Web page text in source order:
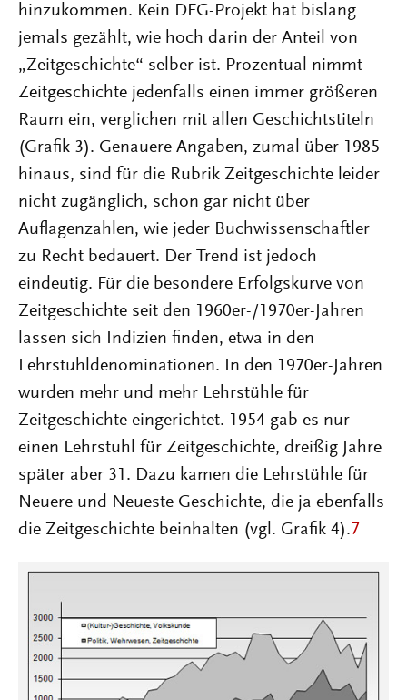
hinzukommen. Kein DFG-Projekt hat bislang
jemals gezählt, wie hoch darin der Anteil von
„Zeitgeschichte“ selber ist. Prozentual nimmt
Zeitgeschichte jedenfalls einen immer größeren
Raum ein, verglichen mit allen Geschichtstiteln
(Grafik 3). Genauere Angaben, zumal über 1985
hinaus, sind für die Rubrik Zeitgeschichte leider
nicht zugänglich, schon gar nicht über
Auflagenzahlen, wie jeder Buchwissenschaftler
zu Recht bedauert. Der Trend ist jedoch
eindeutig. Für die besondere Erfolgskurve von
Zeitgeschichte seit den 1960er-/1970er-Jahren
lassen sich Indizien finden, etwa in den
Lehrstuhldenominationen. In den 1970er-Jahren
wurden mehr und mehr Lehrstühle für
Zeitgeschichte eingerichtet. 1954 gab es nur
einen Lehrstuhl für Zeitgeschichte, dreißig Jahre
später aber 31. Dazu kamen die Lehrstühle für
Neuere und Neueste Geschichte, die ja ebenfalls
die Zeitgeschichte beinhalten (vgl. Grafik 4).7